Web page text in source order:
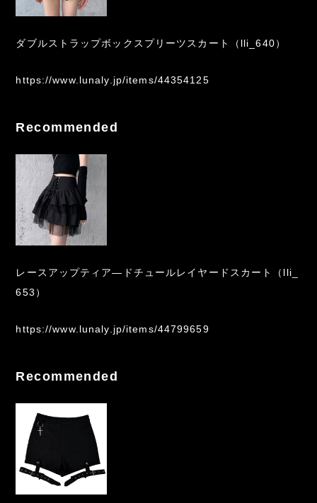
ダブルストラップボックスプリーツスカート（lli_640）
https://www.lunaly.jp/items/44354125
Recommended
レースアップティア―ドチュールレイヤードスカート（lli_
653）
https://www.lunaly.jp/items/44799659
Recommended